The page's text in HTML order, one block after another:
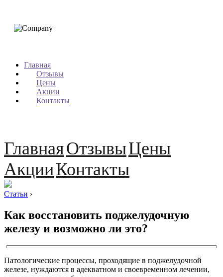
Главная
Отзывы
Цены
Акции
Контакты
ГлавнаяОтзывыЦены
АкцииКонтакты
Статьи ›
Как восстановить поджелудочную
железу и возможно ли это?
Патологические процессы, проходящие в поджелудочной
железе, нуждаются в адекватном и своевременном лечении,